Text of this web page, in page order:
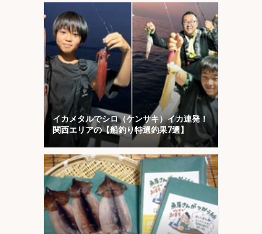
イカメタルでシロ（ケンサキ）イカ連発！
関西エリアの【船釣り特選釣果7選】